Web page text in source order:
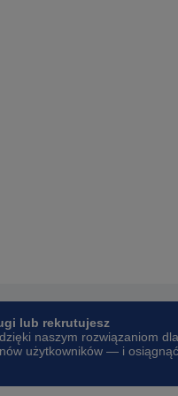
lub rekrutujesz
naszym rozwiązaniom dla
użytkowników — i osiągnąć